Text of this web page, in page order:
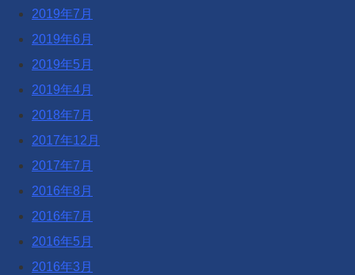
2019年7月
2019年6月
2019年5月
2019年4月
2018年7月
2017年12月
2017年7月
2016年8月
2016年7月
2016年5月
2016年3月